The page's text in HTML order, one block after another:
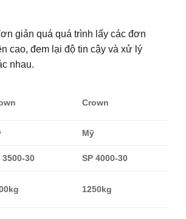
giản quá quá trình lấy các đơn
cao, đem lại độ tin cậy và xử lý
nhau.
Crown
Mỹ
3500-30 SP 4000-30
1250kg